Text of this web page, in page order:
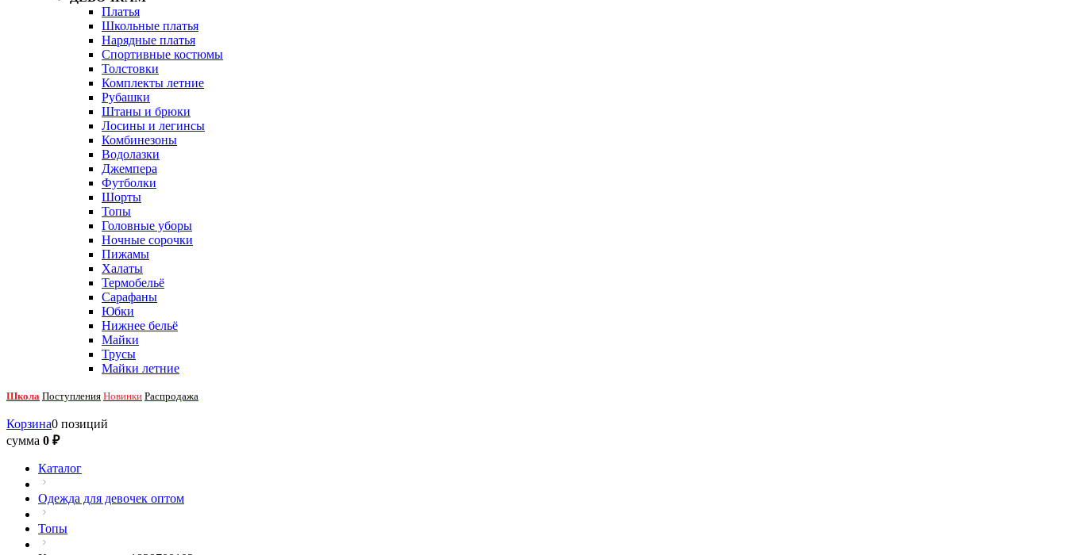
Платья
Школьные платья
Нарядные платья
Спортивные костюмы
Толстовки
Комплекты летние
Рубашки
Штаны и брюки
Лосины и легинсы
Комбинезоны
Водолазки
Джемпера
Футболки
Шорты
Топы
Головные уборы
Ночные сорочки
Пижамы
Халаты
Термобельё
Сарафаны
Юбки
Нижнее бельё
Майки
Трусы
Майки летние
Школа Поступления Новинки Распродажа
Корзина0 позиций
сумма 0 ₽
Каталог
Одежда для девочек оптом
Топы